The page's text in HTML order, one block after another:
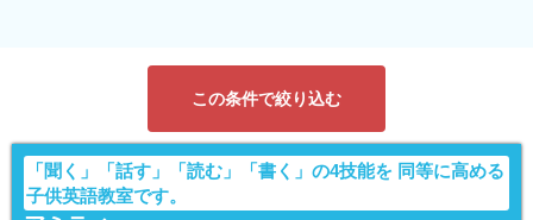
この条件で絞り込む
「聞く」「話す」「読む」「書く」の4技能を 同等に高める
子供英語教室です。